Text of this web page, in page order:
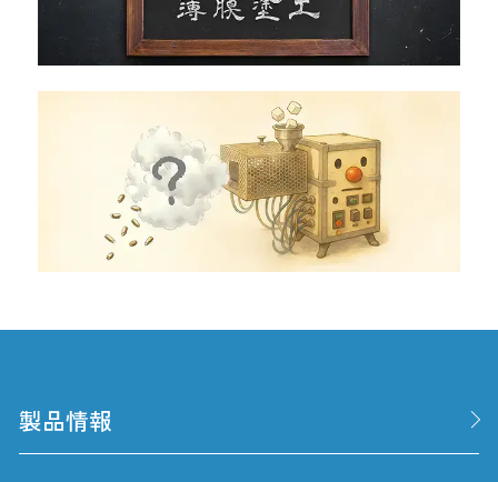
製品情報